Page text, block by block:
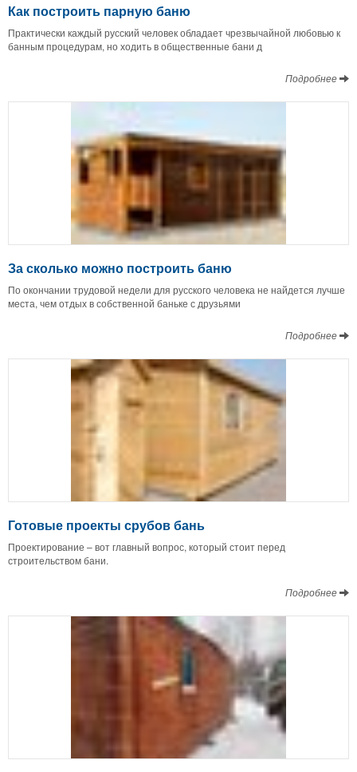
Как построить парную баню
Практически каждый русский человек обладает чрезвычайной любовью к
банным процедурам, но ходить в общественные бани д
Подробнее
За сколько можно построить баню
По окончании трудовой недели для русского человека не найдется лучше
места, чем отдых в собственной баньке с друзьями
Подробнее
Готовые проекты срубов бань
Проектирование – вот главный вопрос, который стоит перед
строительством бани.
Подробнее